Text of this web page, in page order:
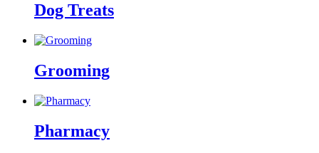
Dog Treats
Grooming
Pharmacy